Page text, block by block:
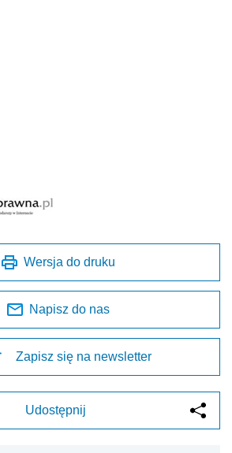
Wersja do druku
Napisz do nas
Zapisz się na newsletter
Udostępnij